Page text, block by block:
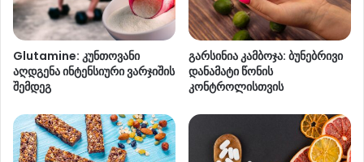
Glutamine: კუნთოვანი
აღდგენა ინტენსიური ვარჯიშის
შემდეგ
გარსინია კამბოჯა: ბუნებრივი
დანამატი წონის
კონტროლისთვის